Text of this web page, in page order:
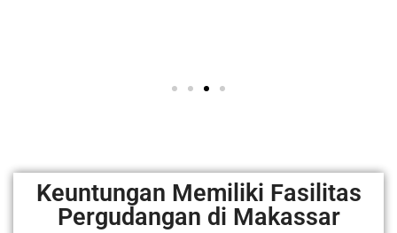
Keuntungan Memiliki Fasilitas
Pergudangan di Makassar